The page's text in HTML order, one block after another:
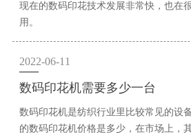
现在的数码印花技术发展非常快，也在
用。
2022-06-11
数码印花机需要多少一台
数码印花机是纺织行业里比较常见的设
的数码印花机价格是多少，在市场上，